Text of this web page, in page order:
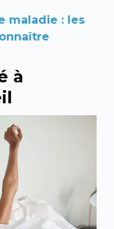
maladie : les
à